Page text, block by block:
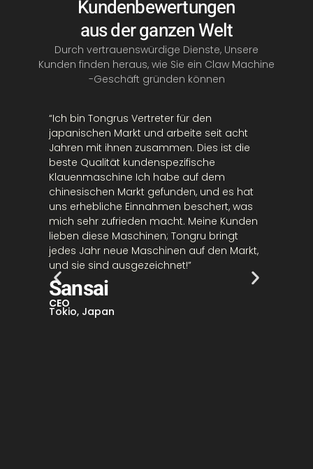
Kundenbewertungen
aus der ganzen Welt
Durch vertrauenswürdige Dienste, Unsere
Kunden finden heraus, wie Sie ein Claw Machine
-Geschäft gründen können
“Ich bin Tongrus Vertreter für den
japanischen Markt und arbeite seit acht
Jahren mit ihnen zusammen. Dies ist die
beste Qualität kundenspezifische
Klauenmaschine Ich habe auf dem
chinesischen Markt gefunden, und es hat
uns erhebliche Einnahmen beschert, was
mich sehr zufrieden macht. Meine Kunden
lieben diese Maschinen; Tongru bringt
jedes Jahr neue Maschinen auf den Markt,
und sie sind ausgezeichnet!”
Sansai
CEO
Tokio, Japan